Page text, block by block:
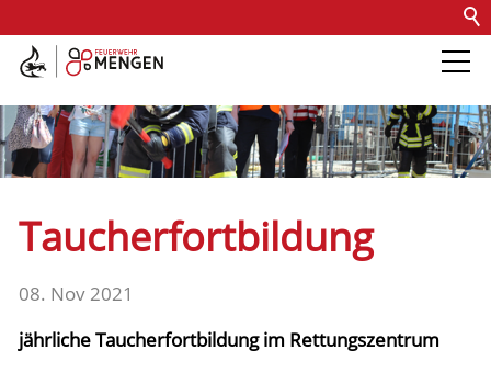
Kontakt Impressum
Barrierefreiheit
Die Feuerwehr
Fachdienste
Fahrzeuge
Taucherfortbildung
08. Nov 2021
jährliche Taucherfortbildung im Rettungszentrum